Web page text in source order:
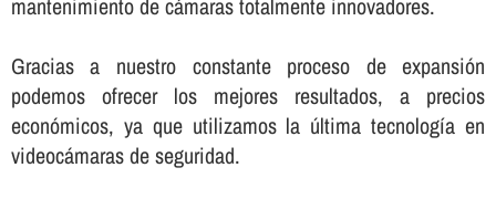
mantenimiento de cámaras totalmente innovadores.
Gracias a nuestro constante proceso de expansión
podemos ofrecer los mejores resultados, a precios
económicos, ya que utilizamos la última tecnologí­a en
videocámaras de seguridad.